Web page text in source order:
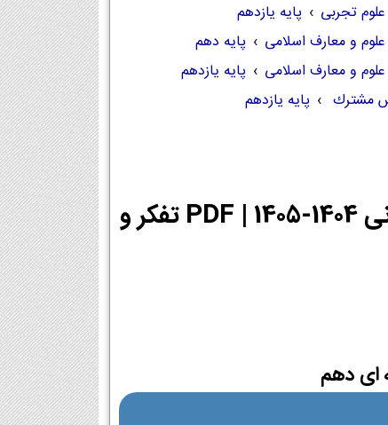
علوم تجربی › پایه یازدهم
علوم و معارف اسلامی › پایه دهم
علوم و معارف اسلامی › پایه یازدهم
مشترك › پایه یازدهم
دانلود PDF کتاب تفکر و سواد رسانه ای دهم انسانی 1404-1405 | PDF تفکر و
ای دهم